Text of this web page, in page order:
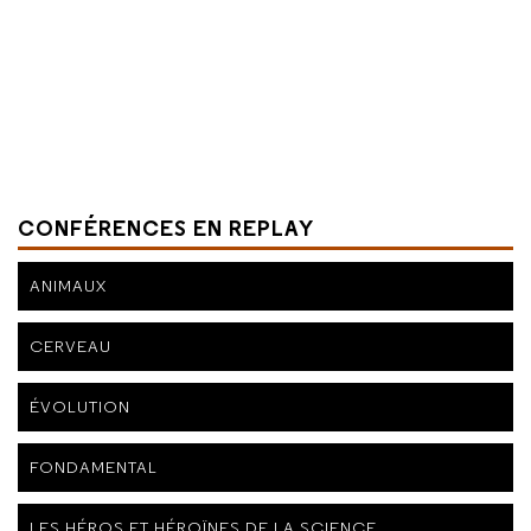
CONFÉRENCES EN REPLAY
ANIMAUX
CERVEAU
ÉVOLUTION
FONDAMENTAL